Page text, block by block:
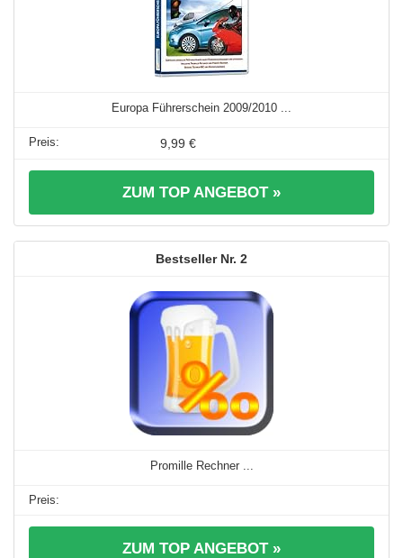
Europa Führerschein 2009/2010 ...
9,99 €
ZUM TOP ANGEBOT »
2
Promille Rechner ...
ZUM TOP ANGEBOT »